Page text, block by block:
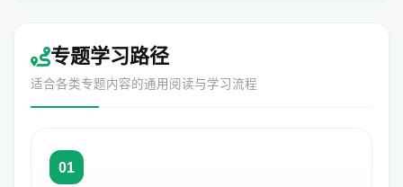
专题学习路径
适合各类专题内容的通用阅读与学习流程
01